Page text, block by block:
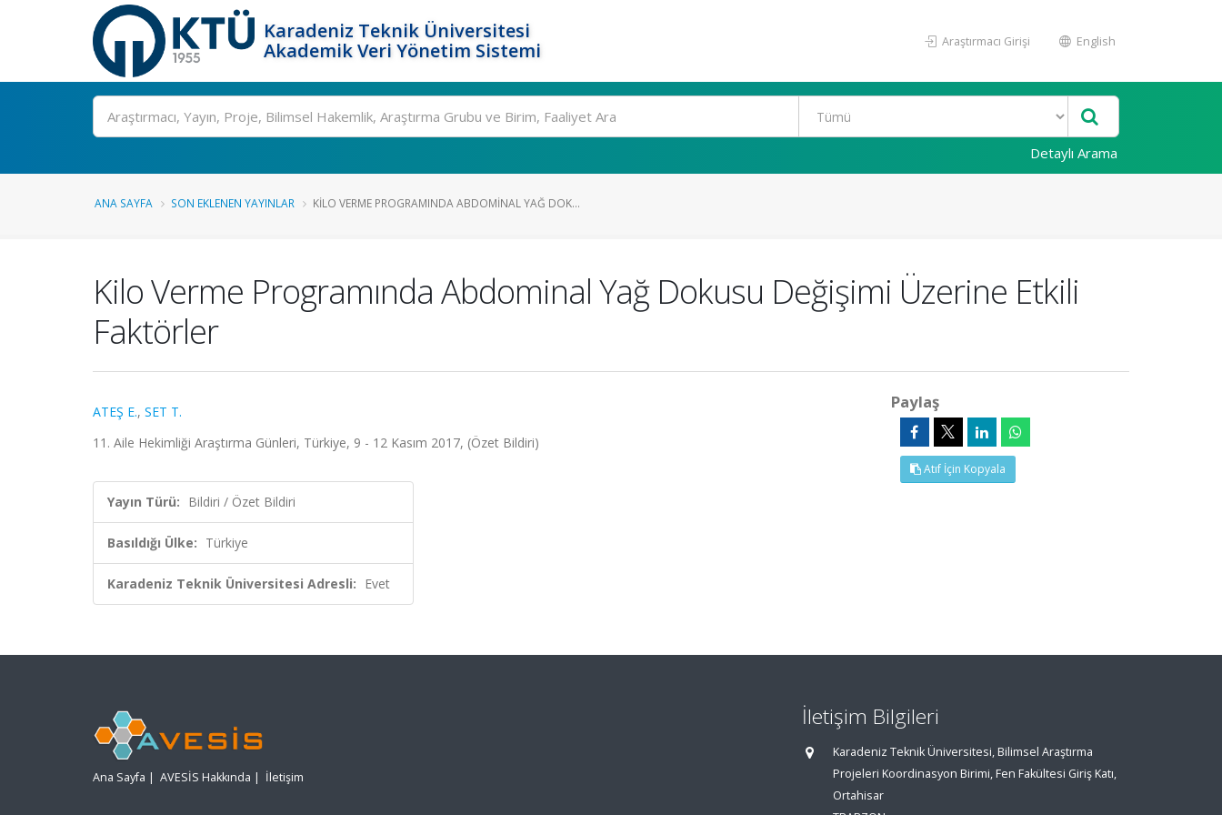
Karadeniz Teknik Üniversitesi
Akademik Veri Yönetim Sistemi
Araştırmacı Girişi English
Ara
Detaylı Arama
ANA SAYFA SON EKLENEN YAYINLAR KILO VERME PROGRAMINDA ABDOMINAL YAĞ DOK...
Kilo Verme Programında Abdominal Yağ Dokusu Değişimi Üzerine Etkili
Faktörler
ATEŞ E., SET T.
11. Aile Hekimliği Araştırma Günleri, Türkiye, 9 - 12 Kasım 2017, (Özet Bildiri)
Yayın Türü: Bildiri / Özet Bildiri
Basıldığı Ülke: Türkiye
Karadeniz Teknik Üniversitesi Adresli: Evet
Paylaş
Atıf İçin Kopyala
Ana Sayfa | AVESİS Hakkında | İletişim
İletişim Bilgileri
Karadeniz Teknik Üniversitesi, Bilimsel Araştırma
Projeleri Koordinasyon Birimi, Fen Fakültesi Giriş Katı,
Ortahisar